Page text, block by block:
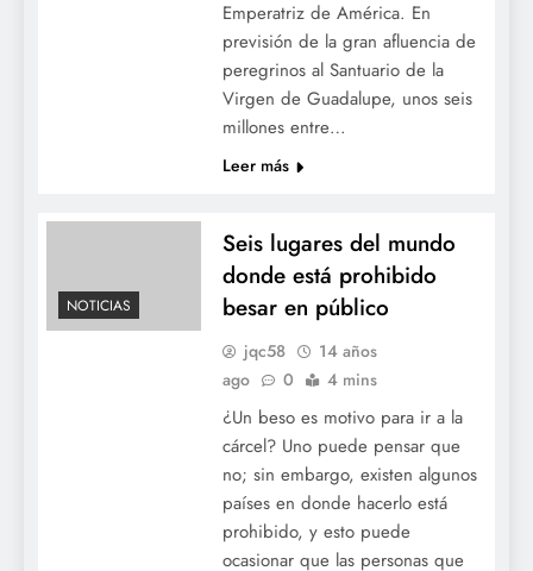
Emperatriz de América. En
previsión de la gran afluencia de
peregrinos al Santuario de la
Virgen de Guadalupe, unos seis
millones entre…
Leer más
NOTICIAS
Seis lugares del mundo
donde está prohibido
besar en público
jqc58
14 años
ago
0 4 mins
¿Un beso es motivo para ir a la
cárcel? Uno puede pensar que
no; sin embargo, existen algunos
países en donde hacerlo está
prohibido, y esto puede
ocasionar que las personas que